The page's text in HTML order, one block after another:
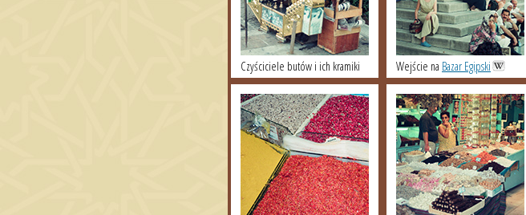
Czyściciele butów i ich kramiki Wejście na Bazar Egipski